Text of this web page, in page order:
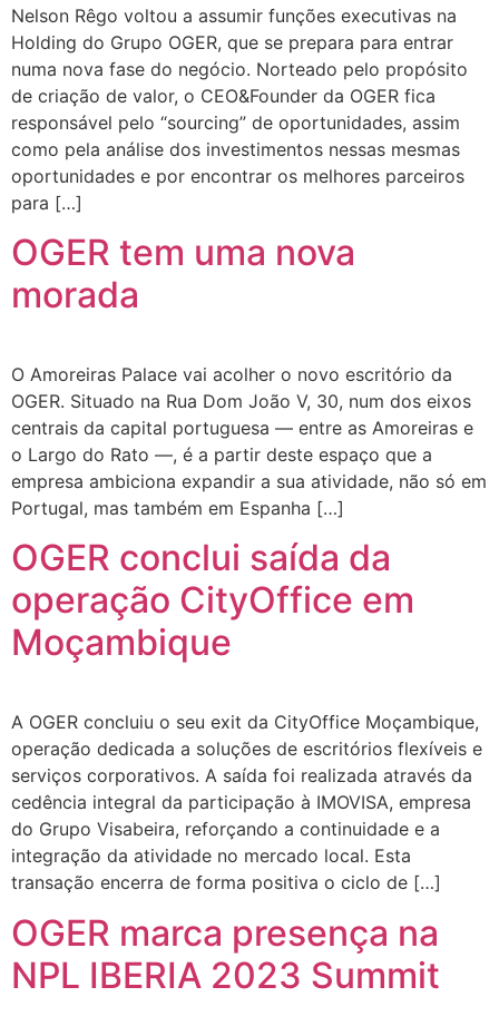
Nelson Rêgo voltou a assumir funções executivas na
Holding do Grupo OGER, que se prepara para entrar
numa nova fase do negócio. Norteado pelo propósito
de criação de valor, o CEO&Founder da OGER fica
responsável pelo “sourcing” de oportunidades, assim
como pela análise dos investimentos nessas mesmas
oportunidades e por encontrar os melhores parceiros
para […]
OGER tem uma nova
morada
O Amoreiras Palace vai acolher o novo escritório da
OGER. Situado na Rua Dom João V, 30, num dos eixos
centrais da capital portuguesa — entre as Amoreiras e
o Largo do Rato —, é a partir deste espaço que a
empresa ambiciona expandir a sua atividade, não só em
Portugal, mas também em Espanha […]
OGER conclui saída da
operação CityOffice em
Moçambique
A OGER concluiu o seu exit da CityOffice Moçambique,
operação dedicada a soluções de escritórios flexíveis e
serviços corporativos. A saída foi realizada através da
cedência integral da participação à IMOVISA, empresa
do Grupo Visabeira, reforçando a continuidade e a
integração da atividade no mercado local. Esta
transação encerra de forma positiva o ciclo de […]
OGER marca presença na
NPL IBERIA 2023 Summit